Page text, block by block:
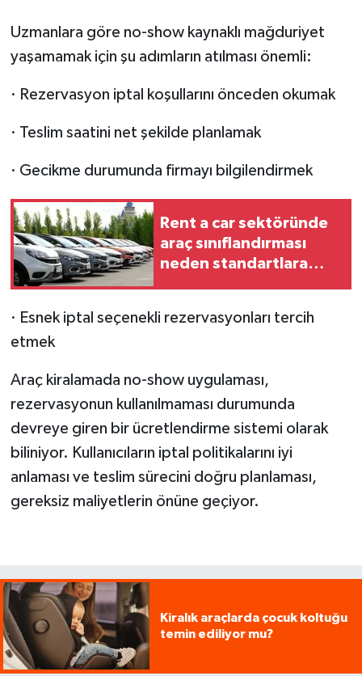
Uzmanlara göre no-show kaynaklı mağduriyet
yaşamamak için şu adımların atılması önemli:
· Rezervasyon iptal koşullarını önceden okumak
· Teslim saatini net şekilde planlamak
· Gecikme durumunda firmayı bilgilendirmek
Rent a car sektöründe
araç sınıflandırması
neden standartlara
· Esnek iptal seçenekli rezervasyonları tercih
etmek
Araç kiralamada no-show uygulaması,
rezervasyonun kullanılmaması durumunda
devreye giren bir ücretlendirme sistemi olarak
biliniyor. Kullanıcıların iptal politikalarını iyi
anlaması ve teslim sürecini doğru planlaması,
gereksiz maliyetlerin önüne geçiyor.
Kiralık araçlarda çocuk koltuğu
temin ediliyor mu?